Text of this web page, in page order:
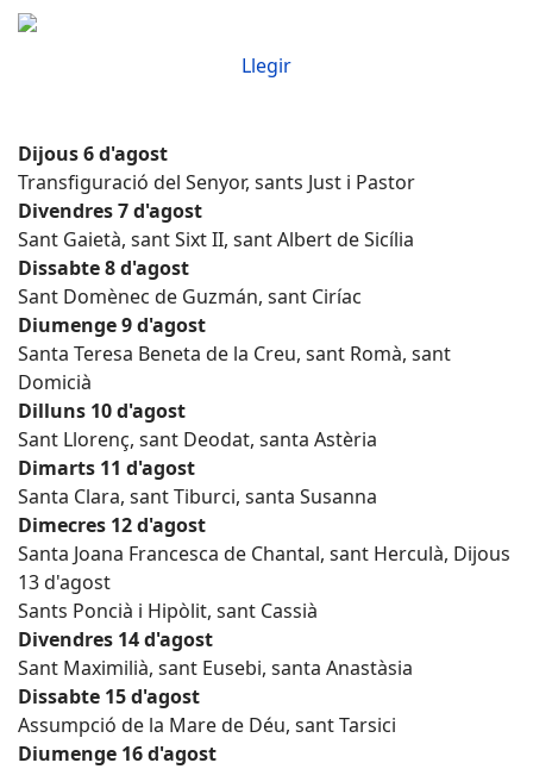
Llegir
Dijous 6 d'agost
Transfiguració del Senyor, sants Just i Pastor
Divendres 7 d'agost
Sant Gaietà, sant Sixt II, sant Albert de Sicília
Dissabte 8 d'agost
Sant Domènec de Guzmán, sant Ciríac
Diumenge 9 d'agost
Santa Teresa Beneta de la Creu, sant Romà, sant
Domicià
Dilluns 10 d'agost
Sant Llorenç, sant Deodat, santa Astèria
Dimarts 11 d'agost
Santa Clara, sant Tiburci, santa Susanna
Dimecres 12 d'agost
Santa Joana Francesca de Chantal, sant Herculà, Dijous
13 d'agost
Sants Poncià i Hipòlit, sant Cassià
Divendres 14 d'agost
Sant Maximilià, sant Eusebi, santa Anastàsia
Dissabte 15 d'agost
Assumpció de la Mare de Déu, sant Tarsici
Diumenge 16 d'agost